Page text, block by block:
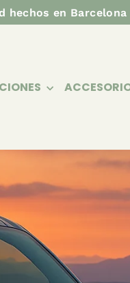
hechos en Barcelona